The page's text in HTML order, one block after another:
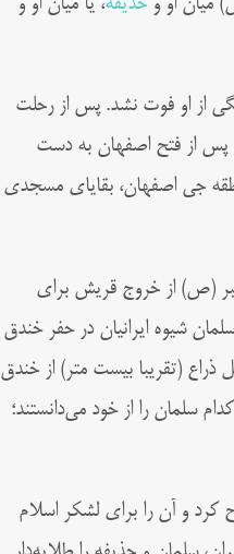
از او فوت نشد. پس از رحلت
پس از فتح اصفهان به دست
جی اصفهان، بقایای مسجدی
(ص) از خروج قریش برای
شیوه ایرانیان در حفر خندق
ذراع (تقریبا بیست متر) از خندق
سلمان را از خود می‌دانستند؛
کرد و آن را برای لشکر اسلام